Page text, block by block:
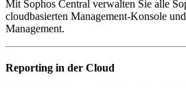
Mit Sophos Central verwalten Sie alle
cloudbasierten Management-Konsole
Management.
Reporting in der Cloud